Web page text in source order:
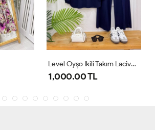
Zeren Elbise Pudra
800.00 TL